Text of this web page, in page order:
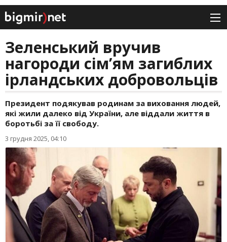
Зеленський вручив
нагороди сім’ям загиблих
ірландських добровольців
Президент подякував родинам за виховання людей,
які жили далеко від України, але віддали життя в
боротьбі за її свободу.
3 грудня 2025, 04:10